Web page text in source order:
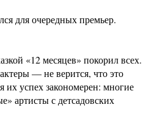
для очередных премьер.
«12 месяцев» покорил всех.
— не верится, что это
их успех закономерен: многие
артисты с детсадовских